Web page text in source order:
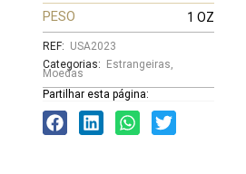
PESO 1 OZ
REF: USA2023
Categorias:
Estrangeiras,
Moedas
Partilhar esta página: